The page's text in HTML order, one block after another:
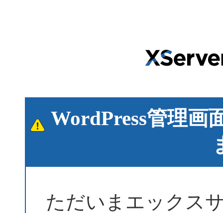
WordPress管理画
ただいまエックス